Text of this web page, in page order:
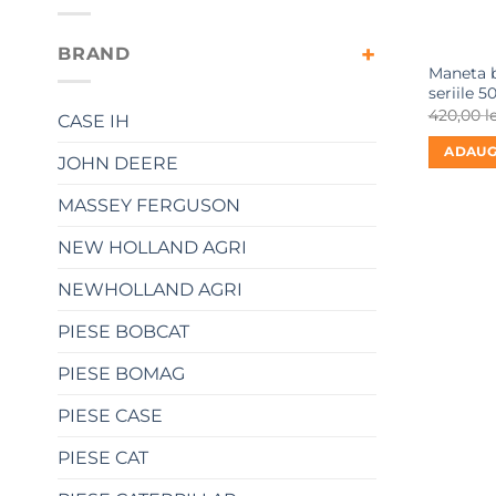
BRAND
CASE IH
JOHN DEERE
MASSEY FERGUSON
NEW HOLLAND AGRI
NEWHOLLAND AGRI
PIESE BOBCAT
PIESE BOMAG
PIESE CASE
PIESE CAT
Maneta
seriile
420,00